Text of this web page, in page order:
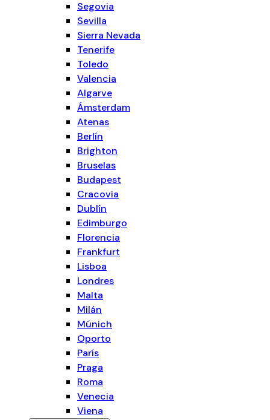
Segovia
Sevilla
Sierra Nevada
Tenerife
Toledo
Valencia
Algarve
Ámsterdam
Atenas
Berlín
Brighton
Bruselas
Budapest
Cracovia
Dublín
Edimburgo
Florencia
Frankfurt
Lisboa
Londres
Malta
Milán
Múnich
Oporto
París
Praga
Roma
Venecia
Viena